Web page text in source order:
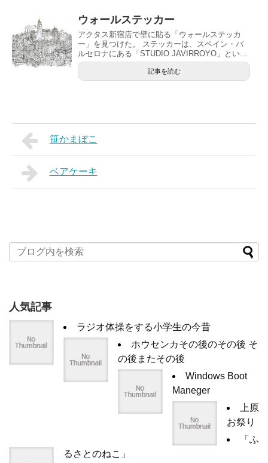
ウォールステッカー
アクタス新宿店で壁に貼る「ウォールステッカ
ー」を見つけた。 ステッカーは、スペイン・バ
ルセロナにある「STUDIO JAVIRROYO」とい...
記事を読む
笹かまぼこ
ベアケーキ
人気記事
ラジオ体操をする小学生の今昔
ホウセンカその後のその後 そ
の後またその後
Windows Boot
Maneger
上原
お祭り
「ふ
るさとのねこ」